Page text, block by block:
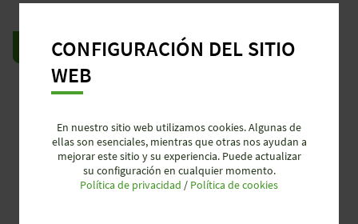
VER PRODUCTOS
CONFIGURACIÓN DEL SITIO
WEB
En nuestro sitio web utilizamos cookies. Algunas de
ellas son esenciales, mientras que otras nos ayudan a
mejorar este sitio y su experiencia. Puede actualizar
su configuración en cualquier momento.
Política de privacidad / Política de cookies